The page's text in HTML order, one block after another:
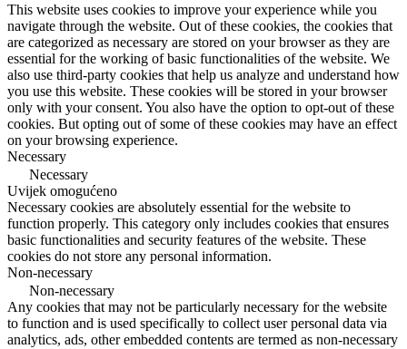
This website uses cookies to improve your experience while you
navigate through the website. Out of these cookies, the cookies that
are categorized as necessary are stored on your browser as they are
essential for the working of basic functionalities of the website. We
also use third-party cookies that help us analyze and understand how
you use this website. These cookies will be stored in your browser
only with your consent. You also have the option to opt-out of these
cookies. But opting out of some of these cookies may have an effect
on your browsing experience.
Necessary
Necessary
Uvijek omogućeno
Necessary cookies are absolutely essential for the website to
function properly. This category only includes cookies that ensures
basic functionalities and security features of the website. These
cookies do not store any personal information.
Non-necessary
Non-necessary
Any cookies that may not be particularly necessary for the website
to function and is used specifically to collect user personal data via
analytics, ads, other embedded contents are termed as non-necessary